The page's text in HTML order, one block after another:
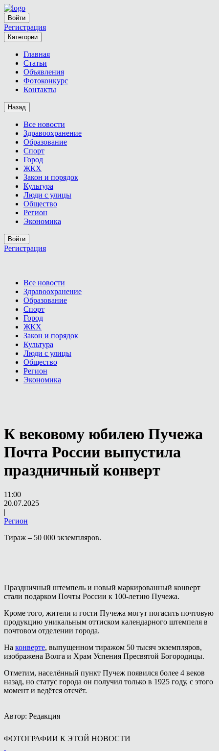
Войти
Регистрация
Категории
Главная
Статьи
Объявления
Фотоконкурс
Контакты
Назад
Все новости
Здравоохранение
Образование
Спорт
Город
ЖКХ
Закон и порядок
Культура
Люди с улицы
Общество
Регион
Экономика
Войти
Регистрация
Все новости
Здравоохранение
Образование
Спорт
Город
ЖКХ
Закон и порядок
Культура
Люди с улицы
Общество
Регион
Экономика
К вековому юбилею Пучежа
Почта России выпустила
праздничный конверт
11:00
20.07.2025
|
Регион
Тираж – 50 000 экземпляров.
Праздничный штемпель и новый маркированный конверт
стали подарком Почты России к 100-летию Пучежа.
Кроме того, жители и гости Пучежа могут погасить почтовую
продукцию уникальным оттиском календарного штемпеля в
почтовом отделении города.
На конверте, выпущенном тиражом 50 тысяч экземпляров,
изображена Волга и Храм Успения Пресвятой Богородицы.
Отметим, населённый пункт Пучеж появился более 4 веков
назад, но статус города он получил только в 1925 году, с этого
момент и ведётся отсчёт.
Автор: Редакция
ФОТОГРАФИИ К ЭТОЙ НОВОСТИ